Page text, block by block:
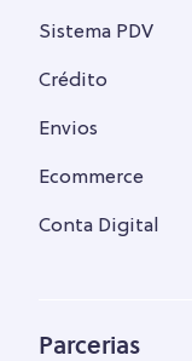
Sistema PDV
Crédito
Envios
Ecommerce
Conta Digital
Parcerias